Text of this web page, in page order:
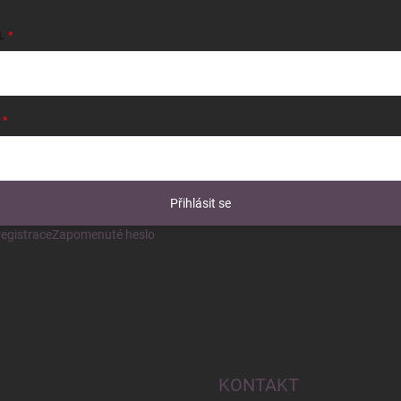
Přihlásit se
Zapomenuté heslo
KONTAKT